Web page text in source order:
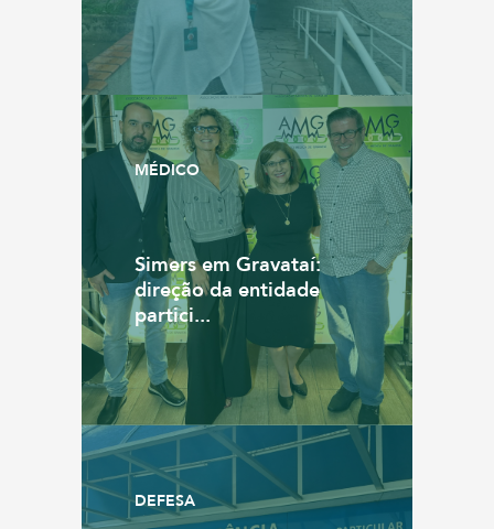
MÉDICO
Simers em Gravataí:
direção da entidade
partici...
DEFESA